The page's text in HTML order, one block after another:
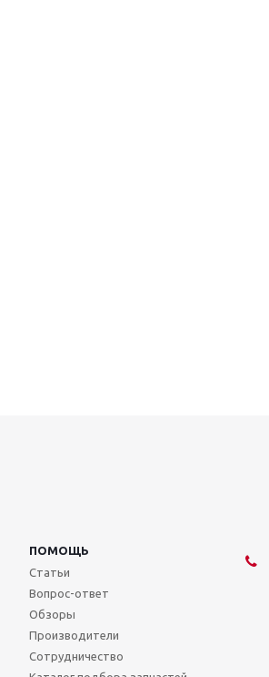
ПОМОЩЬ
Статьи
Вопрос-ответ
Обзоры
Производители
Сотрудничество